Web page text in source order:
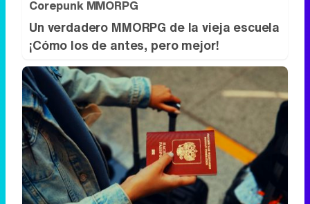
Corepunk MMORPG
Un verdadero MMORPG de la vieja escuela
¡Cómo los de antes, pero mejor!